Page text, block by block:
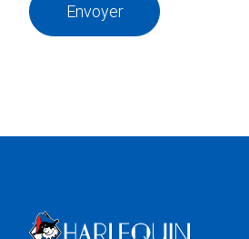
Envoyer